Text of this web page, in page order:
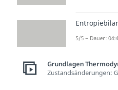
5/5 – Dauer:
Grundlagen
Zustandsänderungen: